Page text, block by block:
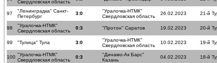
Свердловская область
97
"Ленинградка" Санкт-
Петербург
3:0
"Уралочка-НТМК"
Свердловская область
26.02.2023 21-й
98
"Уралочка-НТМК"
Свердловская область
0:3 "Протон" Саратов 19.02.2023 20-й
99 "Тулица" Тула 3:0
"Уралочка-НТМК"
Свердловская область
10.02.2023 19-й
100 "Уралочка-НТМК"
Свердловская область
0:3
"Динамо-Ак Барс"
Казань
04.02.2023 18-й